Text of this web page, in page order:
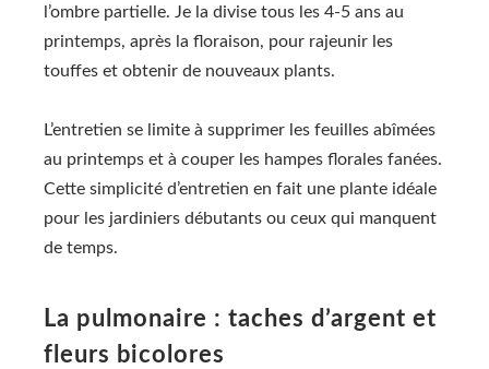
l’ombre partielle. Je la divise tous les 4-5 ans au
printemps, après la floraison, pour rajeunir les
touffes et obtenir de nouveaux plants.
L’entretien se limite à supprimer les feuilles abîmées
au printemps et à couper les hampes florales fanées.
Cette simplicité d’entretien en fait une plante idéale
pour les jardiniers débutants ou ceux qui manquent
de temps.
La pulmonaire : taches d’argent et
fleurs bicolores